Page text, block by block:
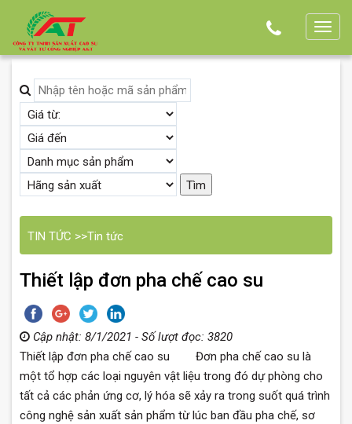
T
TIN TỨC >>Tin tức
Thiết lập đơn pha chế cao su
Cập nhật: 8/1/2021 - Số lượt đọc: 3820
Thiết lập đơn pha chế cao su
Đơn pha chế cao su là
một tổ hợp các loại nguyên vật liệu trong đó dự phòng cho
tất cả các phản ứng cơ, lý hóa sẽ xảy ra trong suốt quá trình
công nghệ sản xuất sản phẩm từ lúc ban đầu pha chế, sơ